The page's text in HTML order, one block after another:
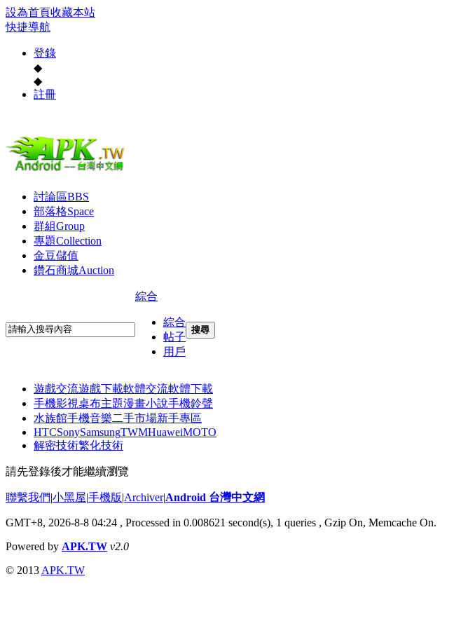
設為首頁收藏本站
快捷導航
登錄
◆
◆
註冊
討論區BBS
部落格Space
群組Group
專題Collection
金豆儲值
鑽石商城Auction
綜合
綜合
帖子
用戶
搜尋
遊戲交流遊戲下載軟體交流軟體下載
手機影視桌布主題漫畫小說手機鈴聲
水族館手機音樂二手市場新手專區
HTCSonySamsungTWMHuaweiMOTO
解密技術繁化技術
請先登錄後才能繼續瀏覽
聯繫我們|小黑屋|手機版|Archiver|Android 台灣中文網
GMT+8, 2026-8-8 04:24 , Processed in 0.008621 second(s), 1 queries , Gzip On, Memcache On.
Powered by APK.TW v2.0
© 2013 APK.TW